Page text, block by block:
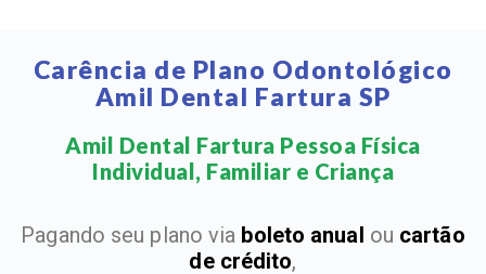
Carência de Plano Odontológico
Amil Dental Fartura SP
Amil Dental Fartura Pessoa Física
Individual, Familiar e Criança​
Pagando seu plano via boleto anual ou cartão
de crédito,